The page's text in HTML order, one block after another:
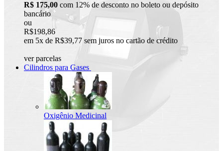
R$ 175,00 com 12% de desconto no boleto ou depósito
bancário
ou
R$198,86
em 5x de R$39,77 sem juros no cartão de crédito
ver parcelas
Cilindros para Gases
Oxigênio Medicinal